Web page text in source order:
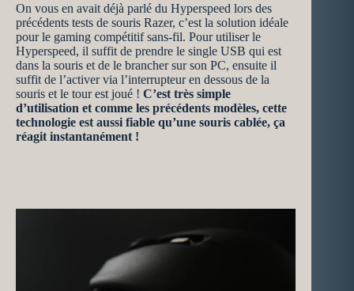
On vous en avait déjà parlé du Hyperspeed lors des
précédents tests de souris Razer, c’est la solution idéale
pour le gaming compétitif sans-fil. Pour utiliser le
Hyperspeed, il suffit de prendre le single USB qui est
dans la souris et de le brancher sur son PC, ensuite il
suffit de l’activer via l’interrupteur en dessous de la
souris et le tour est joué ! C’est très simple
d’utilisation et comme les précédents modèles, cette
technologie est aussi fiable qu’une souris cablée, ça
réagit instantanément !